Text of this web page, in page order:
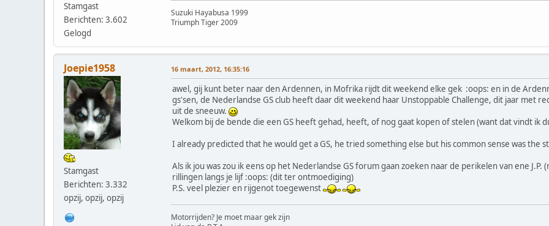
Stamgast
Berichten: 3.602
Gelogd
Suzuki Hayabusa 1999
Triumph Tiger 2009
Joepie1958
Stamgast
Berichten: 3.332
opzij, opzij, opzij
16 maart, 2012, 16:35:16
awel, gij kunt beter naar den Ardennen, in Mofrika rijdt dit weekend elke gek :oops: en in de
gs'sen, de Nederlandse GS club heeft daar dit weekend haar Unstoppable Challenge, dit jaar met
uit de sneeuw.
Welkom bij de bende die een GS heeft gehad, heeft, of nog gaat kopen of stelen (want dat vindt ik
I already predicted that he would get a GS, he tried something else but his common sense was the
Als ik jou was zou ik eens op het Nederlandse GS forum gaan zoeken naar de perikelen van ene
rillingen langs je lijf :oops: (dit ter ontmoediging)
P.S. veel plezier en rijgenot toegewenst
Motorrijden? Je moet maar gek zijn